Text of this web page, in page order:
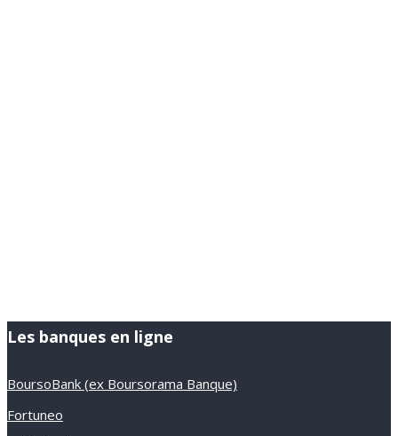
Les banques en ligne
BoursoBank (ex Boursorama Banque)
Fortuneo